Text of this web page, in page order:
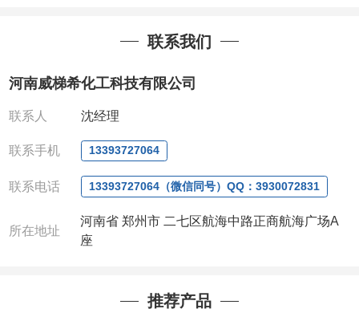
我司对高校及科研单位先发货和
作中有用到的试剂,欢迎前来询购
电话:0371-63377391/13393727064
QQ:3930072831
:13393727064
联系人: 沈晓东(欢迎致电
联系我们
河南威梯希化工科技有限公司
联系人 沈经理
联系手机 13393727064
联系电话 13393727064（微信同号）QQ：3930072831
所在地址
河南省 郑州市 二七区航海中路正商航海广场A
座
推荐产品